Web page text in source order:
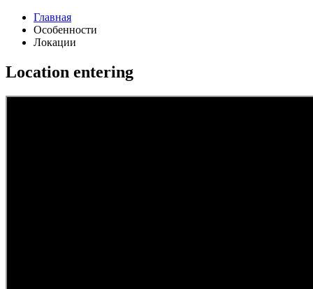
Главная
Особенности
Локации
Location entering